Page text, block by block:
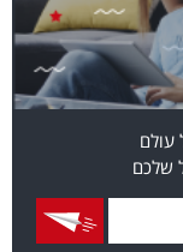
עולם
שלכם